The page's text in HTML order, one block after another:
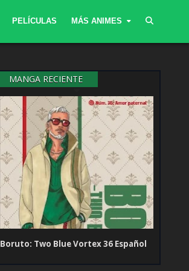
PELÍCULAS MÁS ANIMES
MANGA RECIENTE
Boruto: Two Blue Vortex 36 Español